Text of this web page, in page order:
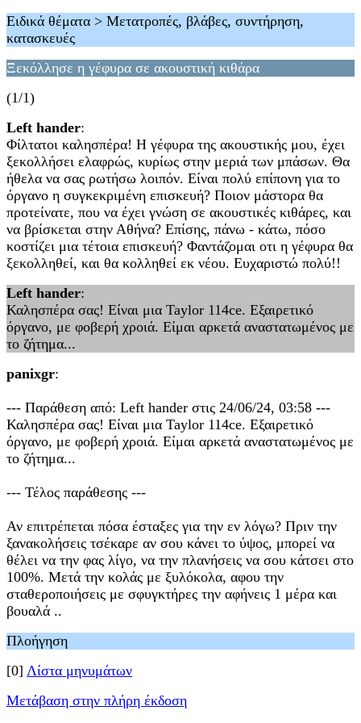
Ειδικά θέματα > Μετατροπές, βλάβες, συντήρηση,
κατασκευές
Ξεκόλλησε η γέφυρα σε ακουστική κιθάρα
(1/1)
Left hander:
Φίλτατοι καλησπέρα! Η γέφυρα της ακουστικής μου, έχει
ξεκολλήσει ελαφρώς, κυρίως στην μεριά των μπάσων. Θα
ήθελα να σας ρωτήσω λοιπόν. Είναι πολύ επίπονη για το
όργανο η συγκεκριμένη επισκευή? Ποιον μάστορα θα
προτείνατε, που να έχει γνώση σε ακουστικές κιθάρες, και
να βρίσκεται στην Αθήνα? Επίσης, πάνω - κάτω, πόσο
κοστίζει μια τέτοια επισκευή? Φαντάζομαι οτι η γέφυρα θα
ξεκολληθεί, και θα κολληθεί εκ νέου. Ευχαριστώ πολύ!!
Left hander:
Καλησπέρα σας! Είναι μια Taylor 114ce. Εξαιρετικό
όργανο, με φοβερή χροιά. Είμαι αρκετά αναστατωμένος με
το ζήτημα...
panixgr:
--- Παράθεση από: Left hander στις 24/06/24, 03:58 ---
Καλησπέρα σας! Είναι μια Taylor 114ce. Εξαιρετικό
όργανο, με φοβερή χροιά. Είμαι αρκετά αναστατωμένος με
το ζήτημα...
--- Τέλος παράθεσης ---
Αν επιτρέπεται πόσα έσταξες για την εν λόγω? Πριν την
ξανακολήσεις τσέκαρε αν σου κάνει το ύψος, μπορεί να
θέλει να την φας λίγο, να την πλανήσεις να σου κάτσει στο
100%. Μετά την κολάς με ξυλόκολα, αφου την
σταθεροποιήσεις με σφυγκτήρες την αφήνεις 1 μέρα και
βουαλά ..
Πλοήγηση
[0] Λίστα μηνυμάτων
Μετάβαση στην πλήρη έκδοση